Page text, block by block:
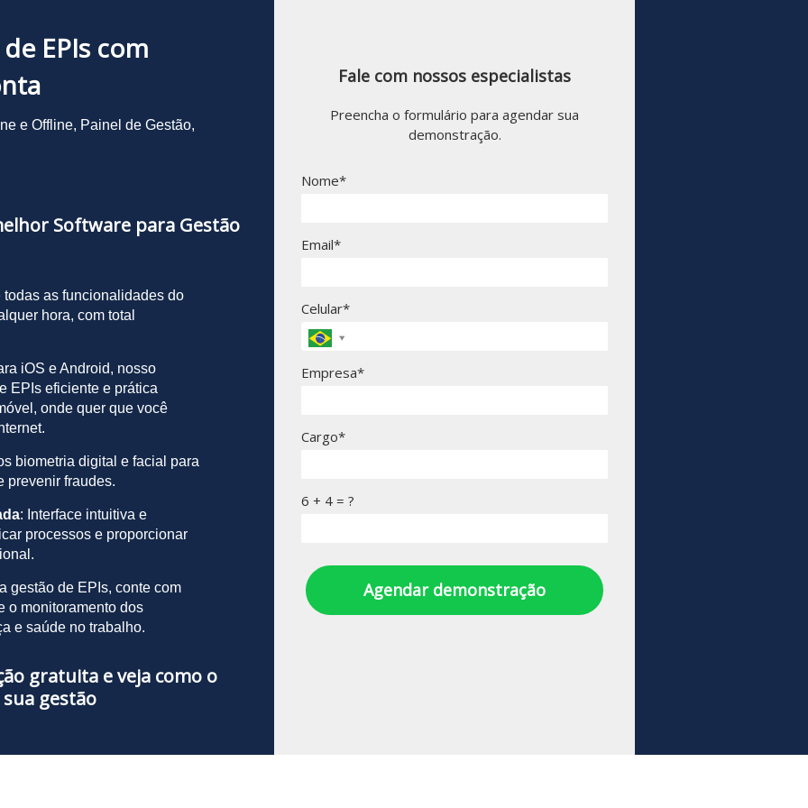
EPIs com
e Offline, Painel de Gestão,
Software para Gestão
todas as funcionalidades do
hora, com total
iOS e Android, nosso
EPIs eficiente e prática
onde quer que você
biometria digital e facial para
prevenir fraudes.
: Interface intuitiva e
processos e proporcionar
gestão de EPIs, conte com
o monitoramento dos
e saúde no trabalho.
gratuita e veja como o
gestão
Fale com nossos especialistas
Preencha o formulário para agendar sua
demonstração.
Nome*
Email*
Celular*
Empresa*
Cargo*
6 + 4 = ?
Agendar demonstração